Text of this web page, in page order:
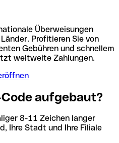
Überweisungen
Profitieren Sie von
Gebühren und schnellem
weltweite Zahlungen.
aufgebaut?
8-11 Zeichen langer
Ihre Stadt und Ihre Filiale